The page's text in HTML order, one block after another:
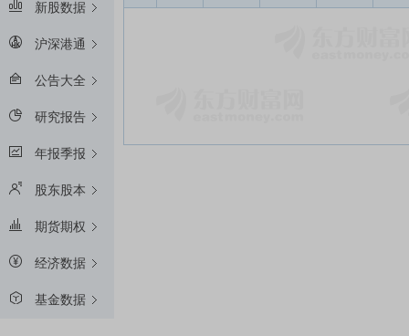
新股数据
沪深港通
公告大全
研究报告
年报季报
股东股本
期货期权
经济数据
基金数据